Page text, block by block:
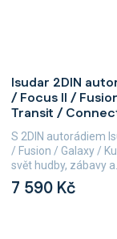
Isudar 2DIN
/ Focus II /
Transit /
hodnocení
produktu
je
5,0
z
5
hvězdiček.
7 590 Kč
S 2DIN autorádiem
/ Fusion / Galaxy /
svět hudby, zábavy a...